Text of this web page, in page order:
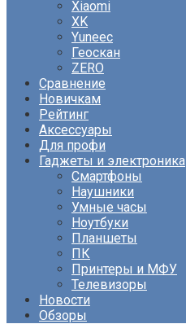
Xiaomi
XK
Yuneec
Геоскан
ZERO
Сравнение
Новичкам
Рейтинг
Аксессуары
Для профи
Гаджеты и электроника
Смартфоны
Наушники
Умные часы
Ноутбуки
Планшеты
ПК
Принтеры и МФУ
Телевизоры
Новости
Обзоры